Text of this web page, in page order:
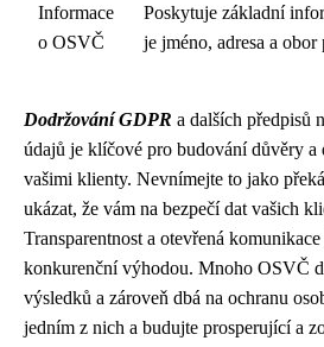
Informace
o OSVČ
Poskytuje základní
je jméno, adresa a
Dodržování GDPR a dalších předpisů
údajů je klíčové pro budování důvěry a
vašimi klienty. Nevnímejte to jako
ukázat, že vám na bezpečí dat vašich
Transparentnost a otevřená
konkurenční výhodou. Mnoho OSVČ
výsledků a zároveň dbá na ochranu
jedním z nich a budujte prosperující a